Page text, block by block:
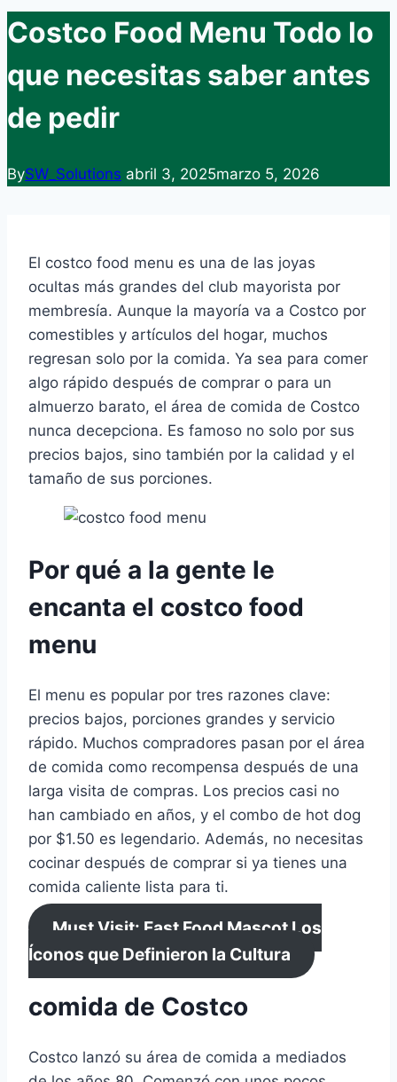
Costco Food Menu Todo lo
que necesitas saber antes
de pedir
BySW_Solutions abril 3, 2025marzo 5, 2026
El costco food menu es una de las joyas
ocultas más grandes del club mayorista por
membresía. Aunque la mayoría va a Costco por
comestibles y artículos del hogar, muchos
regresan solo por la comida. Ya sea para comer
algo rápido después de comprar o para un
almuerzo barato, el área de comida de Costco
nunca decepciona. Es famoso no solo por sus
precios bajos, sino también por la calidad y el
tamaño de sus porciones.
Por qué a la gente le
encanta el costco food
menu
El menu es popular por tres razones clave:
precios bajos, porciones grandes y servicio
rápido. Muchos compradores pasan por el área
de comida como recompensa después de una
larga visita de compras. Los precios casi no
han cambiado en años, y el combo de hot dog
por $1.50 es legendario. Además, no necesitas
cocinar después de comprar si ya tienes una
comida caliente lista para ti.
Must Visit: Fast Food Mascot Los
Íconos que Definieron la Cultura
comida de Costco
Costco lanzó su área de comida a mediados